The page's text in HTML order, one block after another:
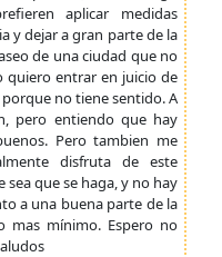
aplicar medidas
y dejar a gran parte de la
de una ciudad que no
quiero entrar en juicio de
no tiene sentido. A
pero entiendo que hay
Pero tambien me
disfruta de este
sea que se haga, y no hay
a una buena parte de la
mas mínimo. Espero no